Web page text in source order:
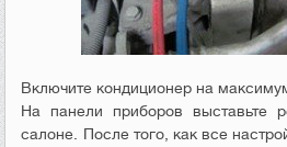
Включите кондиционер на
На панели приборов выставьте
салоне. После того, как все